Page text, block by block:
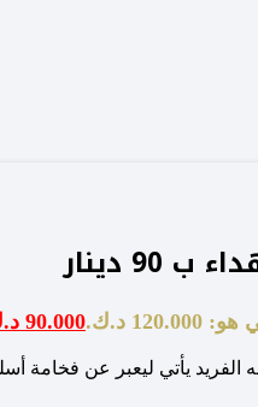
دينار
د.ك. 90.000
الفريد يأتي ليعبر عن فخامة